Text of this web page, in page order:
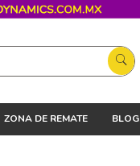
ZONA DE REMATE BLOG